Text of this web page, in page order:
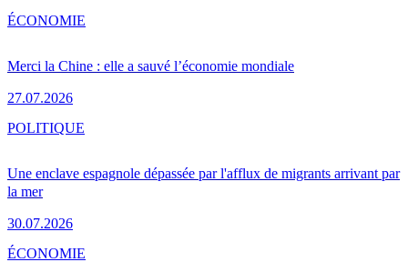
Merci la Chine : elle a sauvé l’économie mondiale
27.07.2026
ÉCONOMIE
Une enclave espagnole dépassée par l'afflux de migrants arrivant par
la mer
30.07.2026
POLITIQUE
ÉCONOMIE